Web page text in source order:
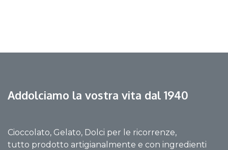
Addolciamo la vostra vita dal 1940
Cioccolato, Gelato, Dolci per le ricorrenze,
tutto prodotto artigianalmente e con ingredienti